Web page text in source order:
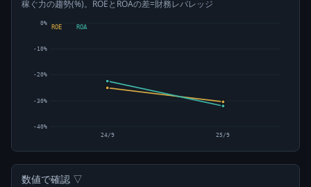
稼ぐ力の趨勢(%)。ROEとROAの差=財務レバレッジ
-40%
-30%
-20%
-10%
0%
ROE ROA
24/9 25/9
数値で確認 ▽